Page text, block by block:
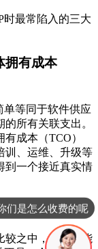
时最常陷入的三大
拥有成本
单等同于软件供应
所有关联支出。
成本（TCO）
训、运维、升级等
到一个接近真实情
程优化价值
较之中，认为功能
现在有优惠活动吗